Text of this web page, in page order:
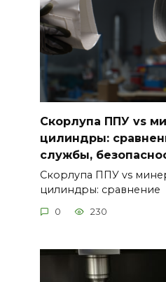
Скорлупа ППУ vs
цилиндры:
службы,
Скорлупа ППУ vs
цилиндры: сравнение
0 230